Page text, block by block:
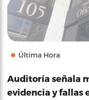
Última Hora
Auditoría señala
evidencia y fallas